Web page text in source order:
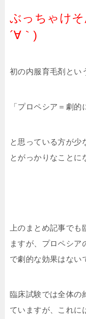
ぶっちゃけそ
´∀｀)
初の内服育毛剤とい
「プロペシア＝劇的
と思っている方が少
とがっかりなことに
上のまとめ記事で
ますが、プロペシア
で劇的な効果はない
臨床試験では全体の
ていますが、これに